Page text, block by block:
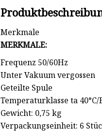
Merkmale
MERKMALE:
Frequenz 50/60Hz
Unter Vakuum vergossen
Geteilte Spule
Temperaturklasse ta 40°C/
Gewicht: 0,75 kg
Verpackungseinheit: 6